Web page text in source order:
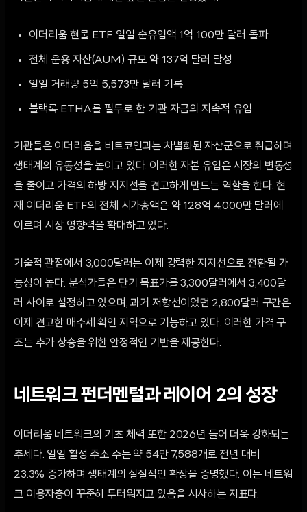
이더리움 현물 ETF 일일 순유입액 1억 100만 달러 돌파
전체 운용 자산(AUM) 규모 약 137억 달러 달성
일일 거래량 5억 5,573만 달러 기록
블랙록 ETHA를 필두로 한 기관 자금의 지속적 유입
기관들은 이더리움을 비트코인과는 차별화된 자산군으로 취급하며
생태계의 유동성을 높이고 있다. 이러한 자본 유입은 시장의 변동성
을 줄이고 가격의 하방 지지선을 견고하게 만드는 역할을 한다. 현
재 이더리움 ETF의 전체 시가총액은 약 128억 4,000만 달러에
이르며 시장 영향력을 확대하고 있다.
기술적 관점에서 3,000달러는 이제 강력한 지지선으로 전환될 가
능성이 높다. 분석가들은 단기 목표가를 3,300달러에서 3,400달
러 사이로 설정하고 있으며, 과거 저항선이었던 2,800달러 구간은
이제 견고한 매수세 확인 지역으로 기능하고 있다. 이러한 가격 구
조는 추가 상승을 위한 안정적인 기반을 제공한다.
네트워크 펀더멘털과 레이어 2의 성장
이더리움 네트워크의 기초 체력 또한 2026년 들어 더욱 강화되는
추세다. 일일 활성 주소 수는 약 54만 7,588개로 전년 대비
23.3% 증가하며 생태계의 실질적인 확장을 증명했다. 이는 네트워
크 이용자층이 꾸준히 두터워지고 있음을 시사하는 지표다.